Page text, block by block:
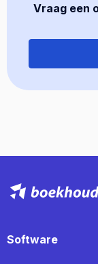
Vraag een
Software